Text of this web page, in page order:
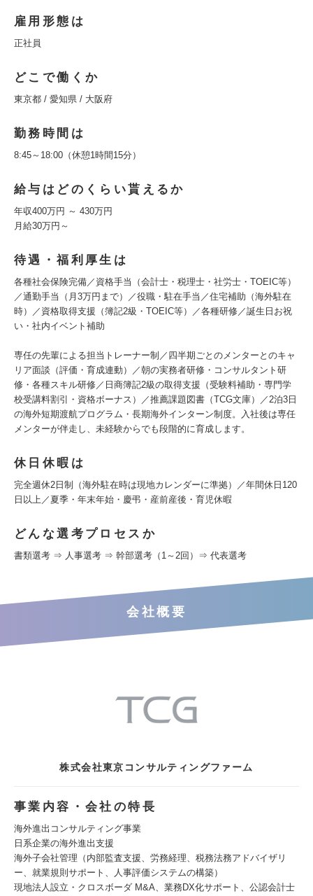
雇用形態は
正社員
どこで働くか
東京都 / 愛知県 / 大阪府
勤務時間は
8:45～18:00（休憩1時間15分）
給与はどのくらい貰えるか
年収400万円 ～ 430万円
月給30万円～
待遇・福利厚生は
各種社会保険完備／資格手当（会計士・税理士・社労士・TOEIC等）
／通勤手当（月3万円まで）／役職・駐在手当／住宅補助（海外駐在
時）／資格取得支援（簿記2級・TOEIC等）／各種研修／誕生日お祝
い・社内イベント補助
専任の先輩による担当トレーナー制／四半期ごとのメンターとのキャ
リア面談（評価・育成連動）／朝の実務者研修・コンサルタント研
修・各種スキル研修／日商簿記2級の取得支援（受験料補助・専門学
校受講料割引・資格ボーナス）／推薦課題図書（TCG文庫）／2泊3日
の海外短期渡航プログラム・長期海外インターン制度。入社後は専任
メンターが伴走し、未経験からでも段階的に育成します。
休日休暇は
完全週休2日制（海外駐在時は現地カレンダーに準拠）／年間休日120
日以上／夏季・年末年始・慶弔・産前産後・育児休暇
どんな選考プロセスか
書類選考 ⇒ 人事選考 ⇒ 幹部選考（1～2回）⇒ 代表選考
会社概要
株式会社東京コンサルティングファーム
事業内容・会社の特長
海外進出コンサルティング事業
日系企業の海外進出支援
海外子会社管理（内部監査支援、労務経理、税務法務アドバイザリ
ー、就業規則サポート、人事評価システムの構築）
現地法人設立・クロスボーダ M&A、業務DX化サポート、公認会計士